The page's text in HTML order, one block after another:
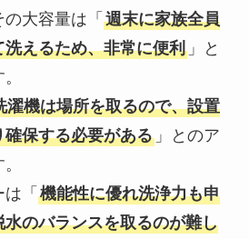
大容量は「 週末に家族全員
えるため、非常に便利」と
濯機は場所を取るので、設置
保する必要がある」とのア
「 機能性に優れ洗浄力も申
のバランスを取るのが難し